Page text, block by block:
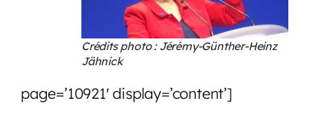
Crédits photo : Jérémy-Günther-Heinz
Jähnick
page=’10921′ display=’content’]